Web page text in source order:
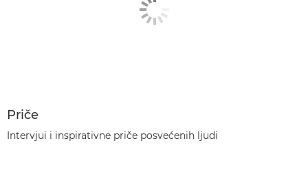
Priče
Intervjui i inspirativne priče posvećenih ljudi